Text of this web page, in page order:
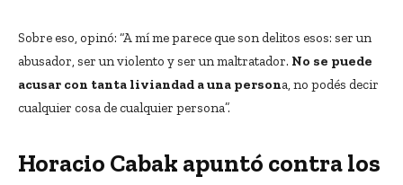
Sobre eso, opinó: “A mí me parece que son delitos esos: ser un
abusador, ser un violento y ser un maltratador. No se puede
acusar con tanta liviandad a una persona, no podés decir
cualquier cosa de cualquier persona”.
Horacio Cabak apuntó contra los